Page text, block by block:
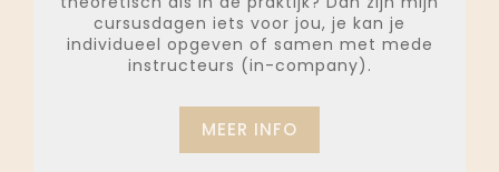
cursusdagen iets voor jou, je kan je
individueel opgeven of samen met mede
instructeurs (in-company).
MEER INFO